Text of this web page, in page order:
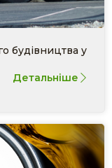
будівництва у
Детальніше